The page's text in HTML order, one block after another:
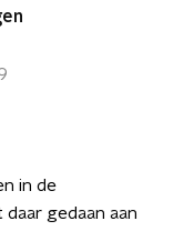
in de
gedaan aan